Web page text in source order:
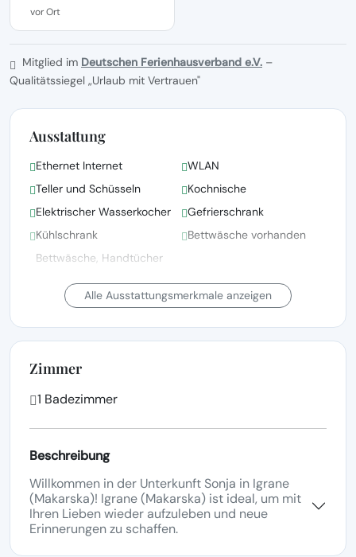
vor Ort
Mitglied im Deutschen Ferienhausverband e.V. –
Qualitätssiegel „Urlaub mit Vertrauen"
Ausstattung
Ethernet Internet
WLAN
Teller und Schüsseln
Kochnische
Elektrischer Wasserkocher
Gefrierschrank
Kühlschrank
Bettwäsche vorhanden
Bettwäsche, Handtücher
Richtlinien der örtlichen
Behörden gewaschen
Fernsehen
Grillen Haus mit Meerblick
Alle Ausstattungsmerkmale anzeigen
Zimmer
1 Badezimmer
Beschreibung
Willkommen in der Unterkunft Sonja in Igrane
(Makarska)! Igrane (Makarska) ist ideal, um mit
Ihren Lieben wieder aufzuleben und neue
Erinnerungen zu schaffen.